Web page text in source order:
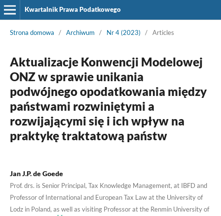
Kwartalnik Prawa Podatkowego
Strona domowa / Archiwum / Nr 4 (2023) / Articles
Aktualizacje Konwencji Modelowej
ONZ w sprawie unikania
podwójnego opodatkowania między
państwami rozwiniętymi a
rozwijającymi się i ich wpływ na
praktykę traktatową państw
Jan J.P. de Goede
Prof. drs. is Senior Principal, Tax Knowledge Management, at IBFD and
Professor of International and European Tax Law at the University of
Lodz in Poland, as well as visiting Professor at the Renmin University of